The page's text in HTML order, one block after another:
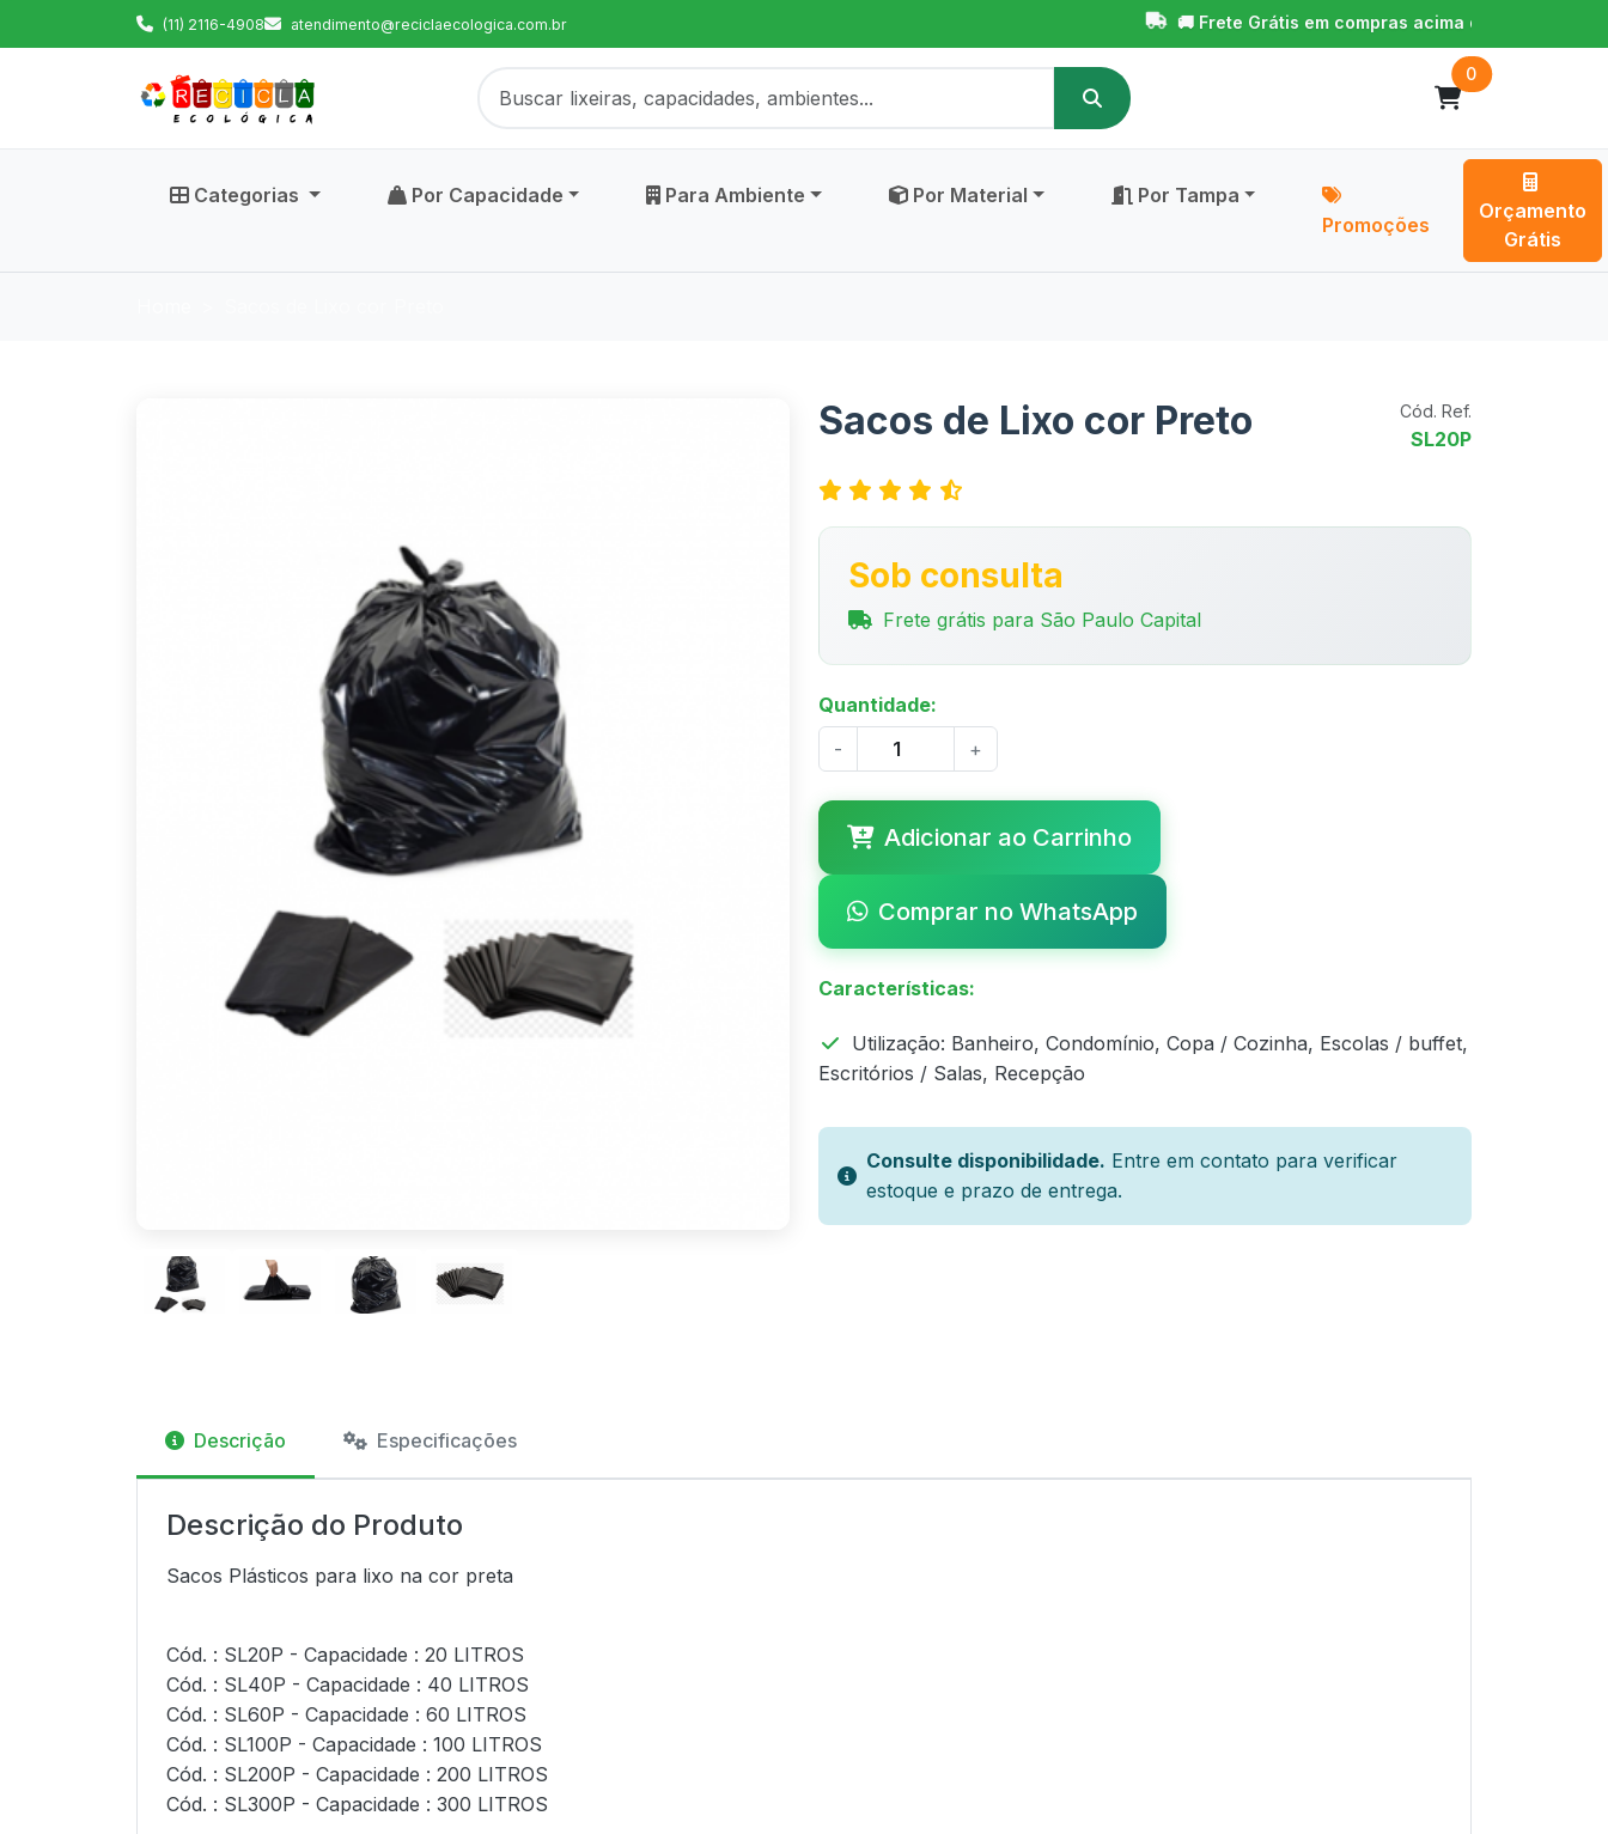
(11) 2116-4908 atendimento@reciclaecologica.com.br 🚚 Frete Grátis em compras acima de R$ 650,00!
0
Categorias Por Capacidade Para Ambiente Por Material
Por Tampa
Promoções
Orçamento
Grátis
Sacos de Lixo cor Preto Cód. Ref.
SL20P
Sob consulta
Frete grátis para São Paulo Capital
Quantidade:
-
+
Adicionar ao Carrinho
Comprar no WhatsApp
Características:
Utilização: Banheiro, Condomínio, Copa / Cozinha, Escolas / buffet,
Escritórios / Salas, Recepção
Consulte disponibilidade. Entre em contato para verificar
estoque e prazo de entrega.
Descrição Especificações
Descrição do Produto
Sacos Plásticos para lixo na cor preta
Cód. : SL20P - Capacidade : 20 LITROS
Cód. : SL40P - Capacidade : 40 LITROS
Cód. : SL60P - Capacidade : 60 LITROS
Cód. : SL100P - Capacidade : 100 LITROS
Cód. : SL200P - Capacidade : 200 LITROS
Cód. : SL300P - Capacidade : 300 LITROS